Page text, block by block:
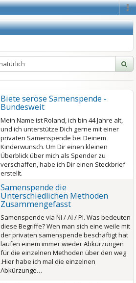
Biete seröse Samenspende -
Bundesweit
Mein Name ist Roland, ich bin 44 Jahre alt,
und ich unterstütze Dich gerne mit einer
privaten Samenspende bei Deinem
Kinderwunsch. Um Dir einen kleinen
Überblick über mich als Spender zu
verschaffen, habe ich Dir einen Steckbrief
erstellt.
Samenspende die
Unterschiedlichen Methoden
Zusammengefasst
Samenspende via NI / AI / PI. Was bedeuten
diese Begriffe? Wen man sich eine weile mit
der privaten samenspende beschäftigt hat
laufen einem immer wieder Abkürzungen
für die einzelnen Methoden über den weg
.Hier habe ich mal die einzelnen
Abkürzunge…